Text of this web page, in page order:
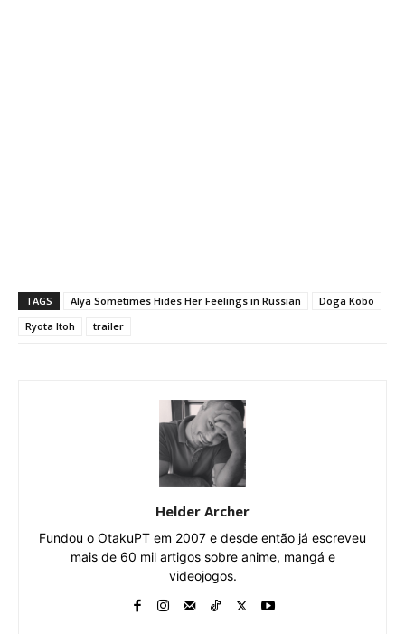
TAGS Alya Sometimes Hides Her Feelings in Russian
Doga Kobo
Ryota Itoh
trailer
Helder Archer
Fundou o OtakuPT em 2007 e desde então já escreveu
mais de 60 mil artigos sobre anime, mangá e
videojogos.